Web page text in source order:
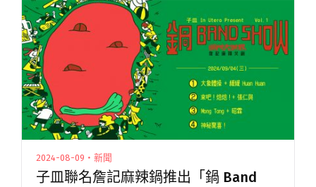
2024-08-09・新聞
子皿聯名詹記麻辣鍋推出「鍋 Band